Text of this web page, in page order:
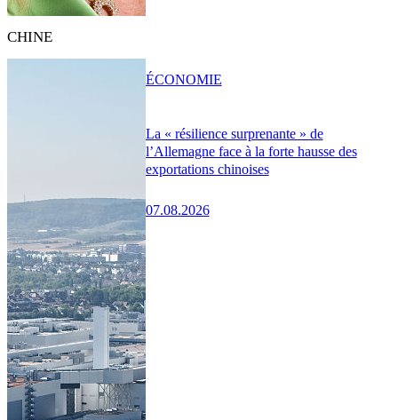
CHINE
La « résilience surprenante » de
l’Allemagne face à la forte hausse des
exportations chinoises
07.08.2026
ÉCONOMIE